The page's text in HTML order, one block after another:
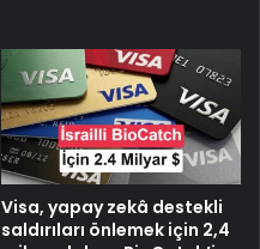
Visa, yapay zekâ destekli
saldırıları önlemek için 2,4